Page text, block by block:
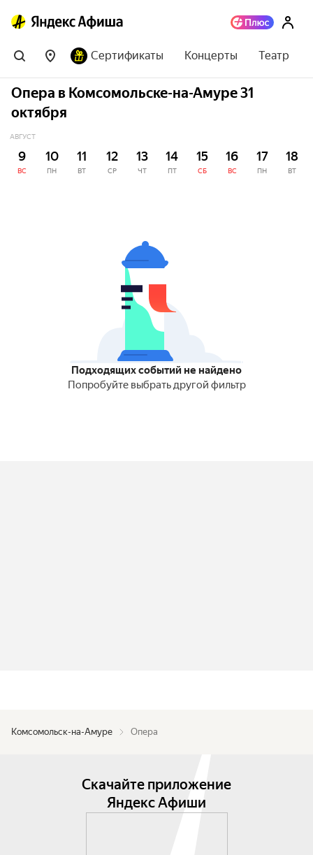
Сертификаты Концерты Театр
Опера в Комсомольске-на-Амуре 31
октября
АВГУСТ
9
ВС
10
ПН
11
ВТ
12
СР
13
ЧТ
14
ПТ
15
СБ
16
ВС
17
ПН
18
ВТ
Подходящих событий не найдено
Попробуйте выбрать другой фильтр
Комсомольск-на-Амуре Опера
Скачайте приложение
Яндекс Афиши